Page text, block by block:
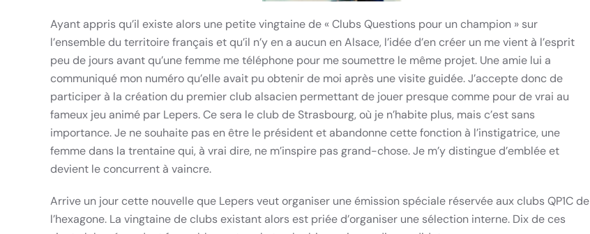
Ayant appris qu’il existe alors une petite vingtaine de « Clubs Questions pour un champion » sur
l’ensemble du territoire français et qu’il n’y en a aucun en Alsace, l’idée d’en créer un me vient à l’esprit
peu de jours avant qu’une femme me téléphone pour me soumettre le même projet. Une amie lui a
communiqué mon numéro qu’elle avait pu obtenir de moi après une visite guidée. J’accepte donc de
participer à la création du premier club alsacien permettant de jouer presque comme pour de vrai au
fameux jeu animé par Lepers. Ce sera le club de Strasbourg, où je n’habite plus, mais c’est sans
importance. Je ne souhaite pas en être le président et abandonne cette fonction à l’instigatrice, une
femme dans la trentaine qui, à vrai dire, ne m’inspire pas grand-chose. Je m’y distingue d’emblée et
devient le concurrent à vaincre.
Arrive un jour cette nouvelle que Lepers veut organiser une émission spéciale réservée aux clubs QP1C de
l’hexagone. La vingtaine de clubs existant alors est priée d’organiser une sélection interne. Dix de ces